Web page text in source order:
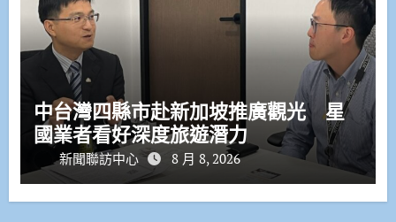
中台灣四縣市赴新加坡推廣觀光 星
國業者看好深度旅遊潛力
新聞聯訪中心 8 月 8, 2026